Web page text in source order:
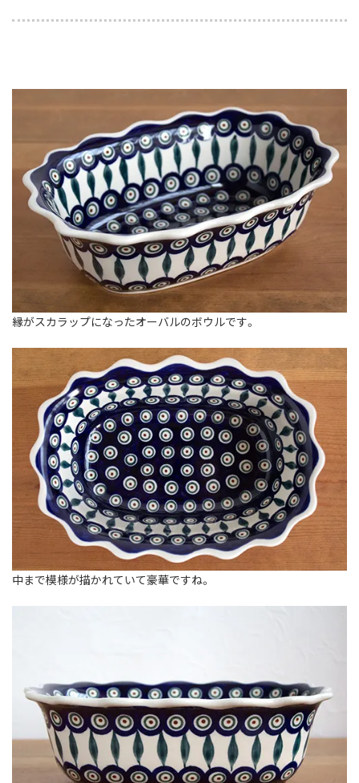
縁がスカラップになったオーバルのボウルです。
中まで模様が描かれていて豪華ですね。